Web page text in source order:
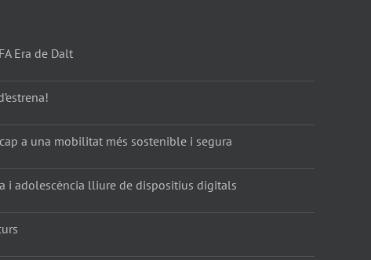
Era de Dalt
a una mobilitat més sostenible i segura
i adolescència lliure de dispositius digitals